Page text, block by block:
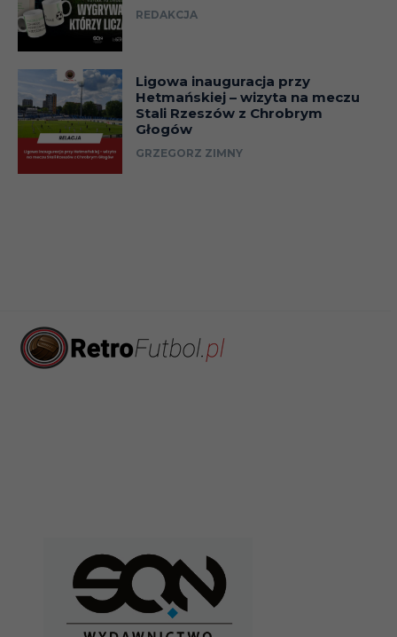
REDAKCJA
Ligowa inauguracja przy
Hetmańskiej – wizyta na meczu
Stali Rzeszów z Chrobrym
Głogów
GRZEGORZ ZIMNY